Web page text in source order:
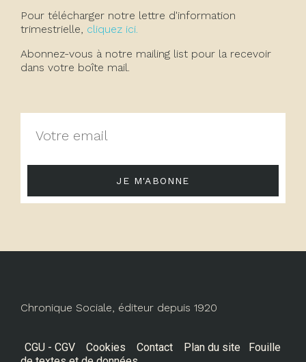
Pour télécharger notre lettre d'information
trimestrielle, cliquez ici.
Abonnez-vous à notre mailing list pour la recevoir
dans votre boîte mail.
JE M'ABONNE
Chronique Sociale, éditeur depuis 1920
CGU - CGV Cookies Contact Plan du site
Fouille